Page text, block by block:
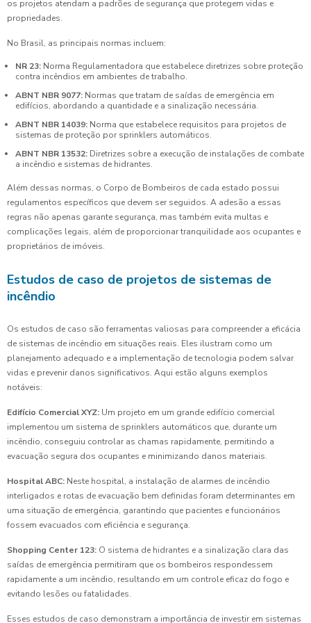
os projetos atendam a padrões de segurança que protegem vidas e
propriedades.
No Brasil, as principais normas incluem:
NR 23: Norma Regulamentadora que estabelece diretrizes sobre proteção
contra incêndios em ambientes de trabalho.
ABNT NBR 9077: Normas que tratam de saídas de emergência em
edifícios, abordando a quantidade e a sinalização necessária.
ABNT NBR 14039: Norma que estabelece requisitos para projetos de
sistemas de proteção por sprinklers automáticos.
ABNT NBR 13532: Diretrizes sobre a execução de instalações de combate
a incêndio e sistemas de hidrantes.
Além dessas normas, o Corpo de Bombeiros de cada estado possui
regulamentos específicos que devem ser seguidos. A adesão a essas
regras não apenas garante segurança, mas também evita multas e
complicações legais, além de proporcionar tranquilidade aos ocupantes e
proprietários de imóveis.
Estudos de caso de projetos de sistemas de
incêndio
Os estudos de caso são ferramentas valiosas para compreender a eficácia
de sistemas de incêndio em situações reais. Eles ilustram como um
planejamento adequado e a implementação de tecnologia podem salvar
vidas e prevenir danos significativos. Aqui estão alguns exemplos
notáveis:
Edifício Comercial XYZ: Um projeto em um grande edifício comercial
implementou um sistema de sprinklers automáticos que, durante um
incêndio, conseguiu controlar as chamas rapidamente, permitindo a
evacuação segura dos ocupantes e minimizando danos materiais.
Hospital ABC: Neste hospital, a instalação de alarmes de incêndio
interligados e rotas de evacuação bem definidas foram determinantes em
uma situação de emergência, garantindo que pacientes e funcionários
fossem evacuados com eficiência e segurança.
Shopping Center 123: O sistema de hidrantes e a sinalização clara das
saídas de emergência permitiram que os bombeiros respondessem
rapidamente a um incêndio, resultando em um controle eficaz do fogo e
evitando lesões ou fatalidades.
Esses estudos de caso demonstram a importância de investir em sistemas